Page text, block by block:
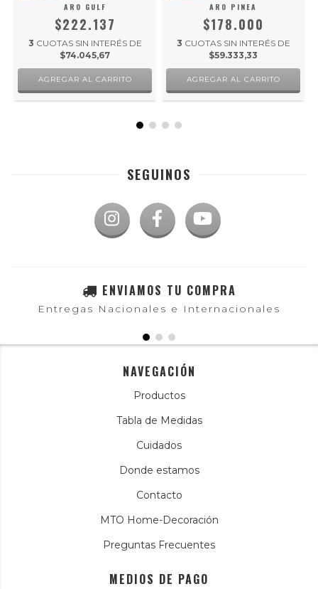
ARO GULF
$222.137
3 CUOTAS SIN INTERÉS DE
$74.045,67
ARO PINEA
$178.000
3 CUOTAS SIN INTERÉS DE
$59.333,33
SEGUINOS
ENVIAMOS TU COMPRA
Entregas Nacionales e Internacionales
NAVEGACIÓN
Productos
Tabla de Medidas
Cuidados
Donde estamos
Contacto
MTO Home-Decoración
Preguntas Frecuentes
MEDIOS DE PAGO